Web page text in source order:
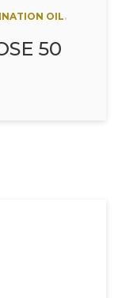
OIL.
50